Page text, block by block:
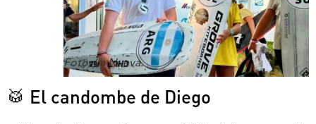
Foto: La Nueva.
🥁 El candombe de Diego